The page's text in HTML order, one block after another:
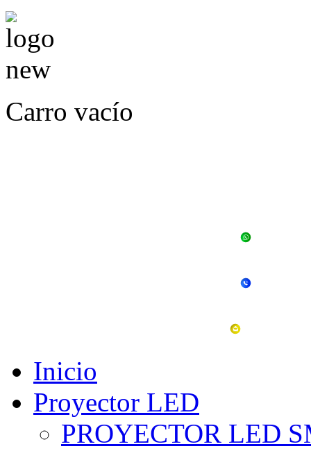
Carro vacío
Inicio
Proyector LED
PROYECTOR LED